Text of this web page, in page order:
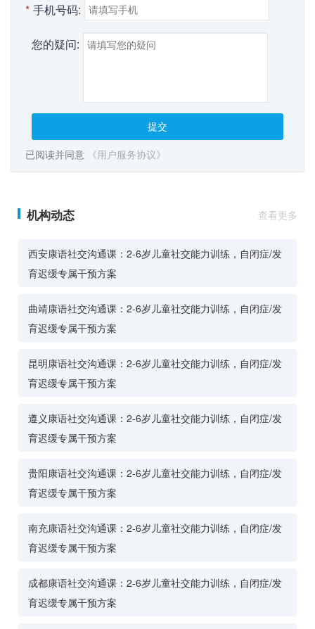
* 手机号码:
您的疑问:
提交
已阅读并同意 《用户服务协议》
机构动态 查看更多
西安康语社交沟通课：2-6岁儿童社交能力训练，自闭症/发
育迟缓专属干预方案
曲靖康语社交沟通课：2-6岁儿童社交能力训练，自闭症/发
育迟缓专属干预方案
昆明康语社交沟通课：2-6岁儿童社交能力训练，自闭症/发
育迟缓专属干预方案
遵义康语社交沟通课：2-6岁儿童社交能力训练，自闭症/发
育迟缓专属干预方案
贵阳康语社交沟通课：2-6岁儿童社交能力训练，自闭症/发
育迟缓专属干预方案
南充康语社交沟通课：2-6岁儿童社交能力训练，自闭症/发
育迟缓专属干预方案
成都康语社交沟通课：2-6岁儿童社交能力训练，自闭症/发
育迟缓专属干预方案